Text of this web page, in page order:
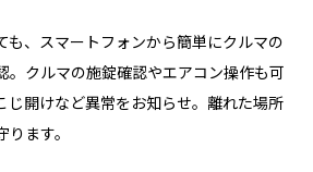
も、スマートフォンから簡単にクルマの
。クルマの施錠確認やエアコン操作も可
じ開けなど異常をお知らせ。離れた場所
ます。